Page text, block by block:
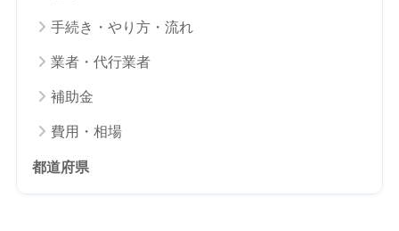
手続き・やり方・流れ
業者・代行業者
補助金
費用・相場
都道府県